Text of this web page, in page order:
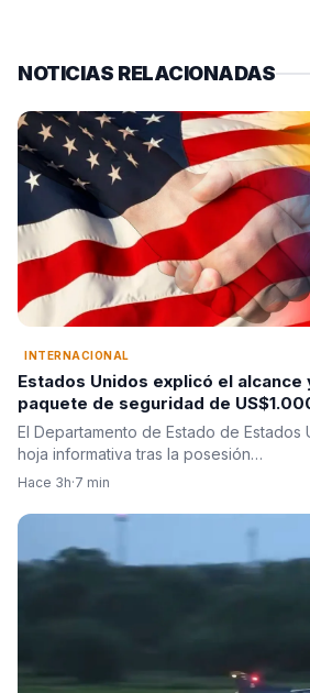
NOTICIAS RELACIONADAS
INTERNACIONAL
Estados Unidos explicó el
paquete de seguridad de
Colombia tras la posesión de
El Departamento de Estado de Estados
hoja informativa tras la posesión…
Hace 3h·7 min